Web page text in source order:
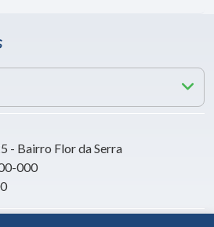
- Bairro Flor da Serra
000